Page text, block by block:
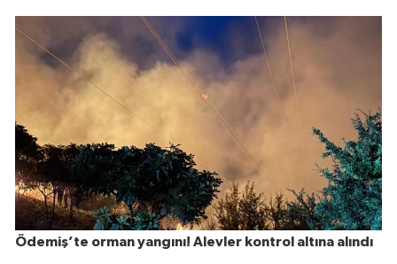
Ödemiş’te orman yangını! Alevler kontrol altına alındı